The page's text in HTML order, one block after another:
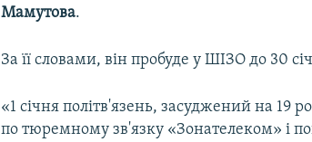
Мамутова.
За її словами, він пробуде у ШІЗО до 30
«1 січня політв'язень, засуджений на 19
по тюремному зв'язку «Зонателеком» і